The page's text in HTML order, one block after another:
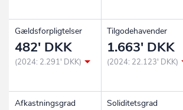
Gældsforpligtelser
482' DKK
(2024: 2.291' DKK)
Tilgodehavender
1.663' DKK
(2024: 22.123' DKK)
Afkastningsgrad Soliditetsgrad